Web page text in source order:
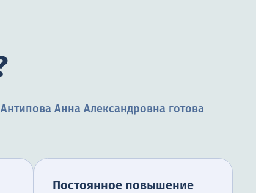
Анна Александровна готова
Постоянное повышение